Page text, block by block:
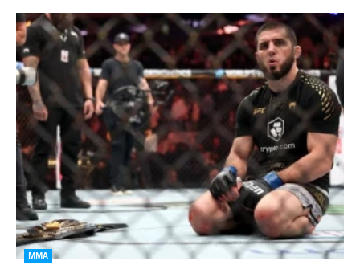
ММА